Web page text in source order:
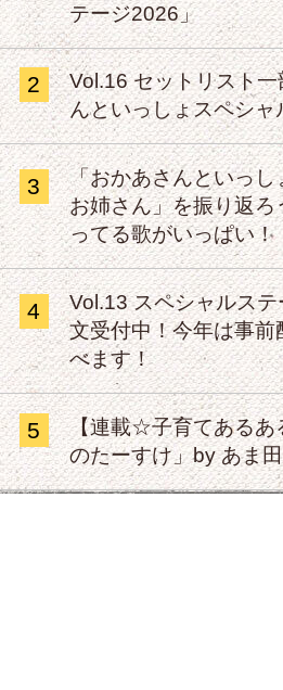
テージ2026」
2
Vol.16 セットリスト
んといっしょスペシ
3
「おかあさんといっ
お姉さん」を振り返
ってる歌がいっぱい！
4
Vol.13 スペシャルス
文受付中！今年は事
べます！
5
【連載☆子育てあるあ
のたーすけ」by あま